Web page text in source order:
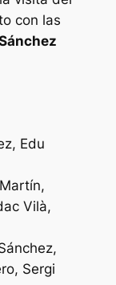
con las
Edu
Vilà,
Sergi